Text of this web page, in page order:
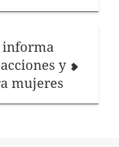
informa
y
mujeres